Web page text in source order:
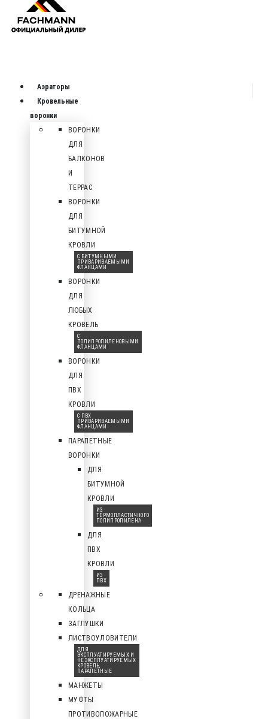
Аэраторы
Кровельные
воронки
ВОРОНКИ
ДЛЯ
БАЛКОНОВ
И
ТЕРРАС
ВОРОНКИ
ДЛЯ
БИТУМНОЙ
КРОВЛИ
С БИТУМНЫМИ
ПРИВАРИВАЕМЫМИ
ФЛАНЦАМИ
ВОРОНКИ
ДЛЯ
ЛЮБЫХ
КРОВЕЛЬ
С
ПОЛИПРОПИЛЕНОВЫМИ
ФЛАНЦАМИ
ВОРОНКИ
ДЛЯ
ПВХ
КРОВЛИ
С ПВХ
ПРИВАРИВАЕМЫМИ
ФЛАНЦАМИ
ПАРАПЕТНЫЕ
ВОРОНКИ
ДЛЯ
БИТУМНОЙ
КРОВЛИ
ИЗ
ТЕРМОПЛАСТИЧНОГО
ПОЛИПРОПИЛЕНА
ДЛЯ
ПВХ
КРОВЛИ
ИЗ
ПВХ
ДРЕНАЖНЫЕ
КОЛЬЦА
ЗАГЛУШКИ
ЛИСТВОУЛОВИТЕЛИ
ДЛЯ
ЭКСПЛУАТИРУЕМЫХ И
НЕЭКСПЛУАТИРУЕМЫХ
КРОВЕЛЬ,
ПАРАПЕТНЫЕ
МАНЖЕТЫ
МУФТЫ
ПРОТИВОПОЖАРНЫЕ